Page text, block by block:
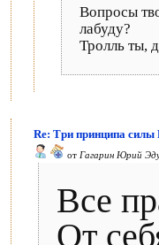
Вопросы
лабуду?
Тролль ты,
Re: Три принципа силы
от Гагарин Юрий
Все
От